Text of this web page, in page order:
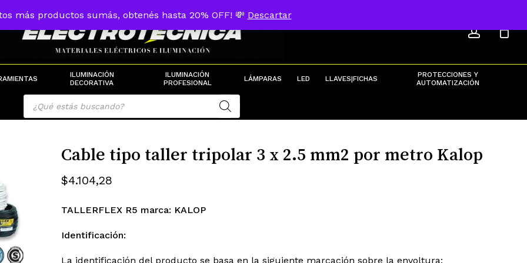
más productos sumás, obtenés hasta 20% OFF! 💸 Descartar
ILUMINACIÓN
DECORATIVA
ILUMINACIÓN
PROFESIONAL
LÁMPARAS LED LLAVES|FICHAS
PROTECCIONES Y
AUTOMATIZACIÓN
Cart Cart
Products
search
Cable tipo taller tripolar 3 x 2.5 mm2 por metro Kalop
$4.104,28
TALLERFLEX R5 marca: KALOP
Identificación:
La identificación del producto se basa en la siguiente marcación sobre la envoltura: